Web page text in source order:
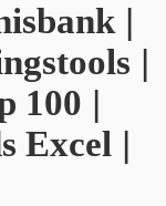
|
|
100 |
Excel |